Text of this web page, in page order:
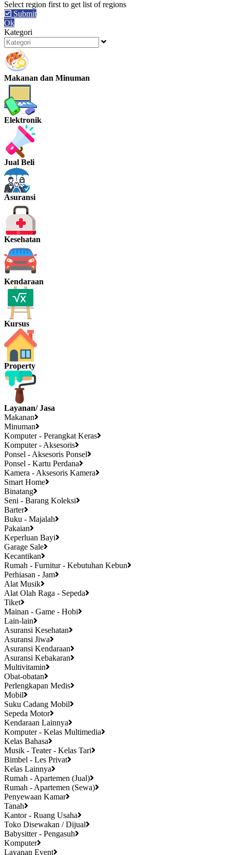
Submit
Ok
Kategori
Makanan dan Minuman
Elektronik
Jual Beli
Asuransi
Kesehatan
Kendaraan
Kursus
Property
Layanan/ Jasa
Makanan
Minuman
Komputer - Perangkat Keras
Komputer - Aksesoris
Ponsel - Aksesoris Ponsel
Ponsel - Kartu Perdana
Kamera - Aksesoris Kamera
Smart Home
Binatang
Seni - Barang Koleksi
Barter
Buku - Majalah
Pakaian
Keperluan Bayi
Garage Sale
Kecantikan
Rumah - Furnitur - Kebutuhan Kebun
Perhiasan - Jam
Alat Musik
Alat Olah Raga - Sepeda
Tiket
Mainan - Game - Hobi
Lain-lain
Asuransi Kesehatan
Asuransi Jiwa
Asuransi Kendaraan
Asuransi Kebakaran
Multivitamin
Obat-obatan
Perlengkapan Medis
Mobil
Suku Cadang Mobil
Sepeda Motor
Kendaraan Lainnya
Komputer - Kelas Multimedia
Kelas Bahasa
Musik - Teater - Kelas Tari
Bimbel - Les Privat
Kelas Lainnya
Rumah - Apartemen (Jual)
Rumah - Apartemen (Sewa)
Penyewaan Kamar
Tanah
Kantor - Ruang Usaha
Toko Disewakan / Dijual
Babysitter - Pengasuh
Komputer
Layanan Event